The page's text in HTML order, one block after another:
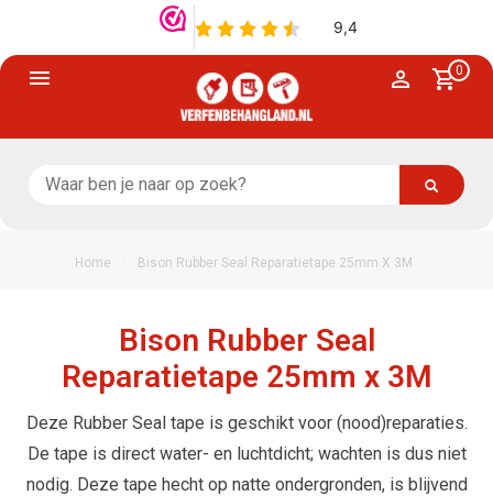
0
Home Bison Rubber Seal Reparatietape 25mm X 3M
Bison Rubber Seal
Reparatietape 25mm x 3M
Deze Rubber Seal tape is geschikt voor (nood)reparaties.
De tape is direct water- en luchtdicht; wachten is dus niet
nodig. Deze tape hecht op natte ondergronden, is blijvend